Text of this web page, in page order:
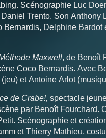
Scénographie Luc
Trento. Son Anthony
Bernardis, Delphine Bardot
Maxwell, de Benoît
Coco Bernardis. Avec
et Antoine Arlot
de Crabe!, spectacle
par Benoît Fourchard.
Scénographie et
et Thierry Mathieu,